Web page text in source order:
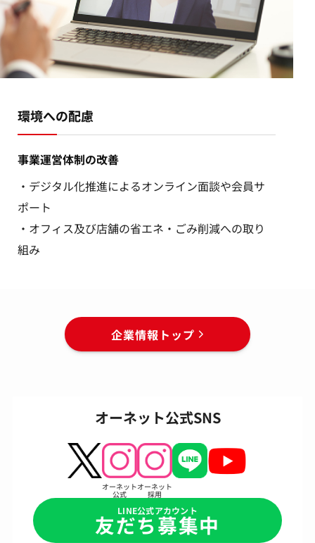
環境への配慮
事業運営体制の改善
・デジタル化推進によるオンライン面談や会員サ
ポート
・オフィス及び店舗の省エネ・ごみ削減への取り
組み
企業情報トップ
オーネット公式SNS
オーネット
公式
オーネット
採用
LINE公式アカウント
友だち募集中